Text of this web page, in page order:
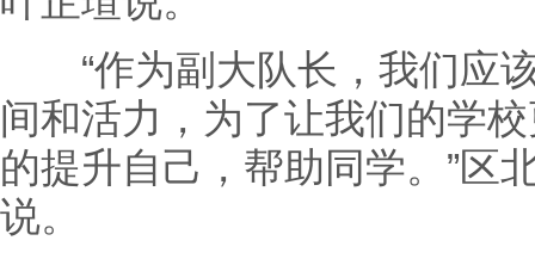
“作为副大队长，我们应
间和活力，为了让我们的学
的提升自己，帮助同学。”区
说。